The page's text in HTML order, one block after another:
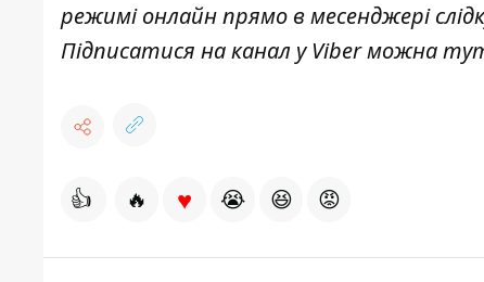
режимі онлайн прямо в месенджері
Підписатися на канал у Viber можна
👍 🔥 ♥ 😭 😆 😡